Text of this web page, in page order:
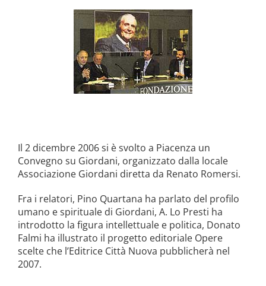
Il 2 dicembre 2006 si è svolto a Piacenza un
Convegno su Giordani, organizzato dalla locale
Associazione Giordani diretta da Renato Romersi.
Fra i relatori, Pino Quartana ha parlato del profilo
umano e spirituale di Giordani, A. Lo Presti ha
introdotto la figura intellettuale e politica, Donato
Falmi ha illustrato il progetto editoriale Opere
scelte che l’Editrice Città Nuova pubblicherà nel
2007.